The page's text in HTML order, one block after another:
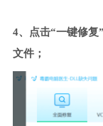
4、点击“一键修复
文件；